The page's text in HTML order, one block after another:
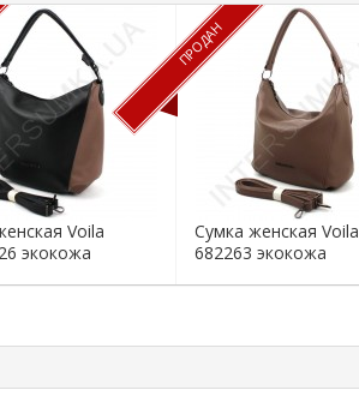
Voila
экокожа
ПРОДАН
Сумка женская Voila
682263 экокожа